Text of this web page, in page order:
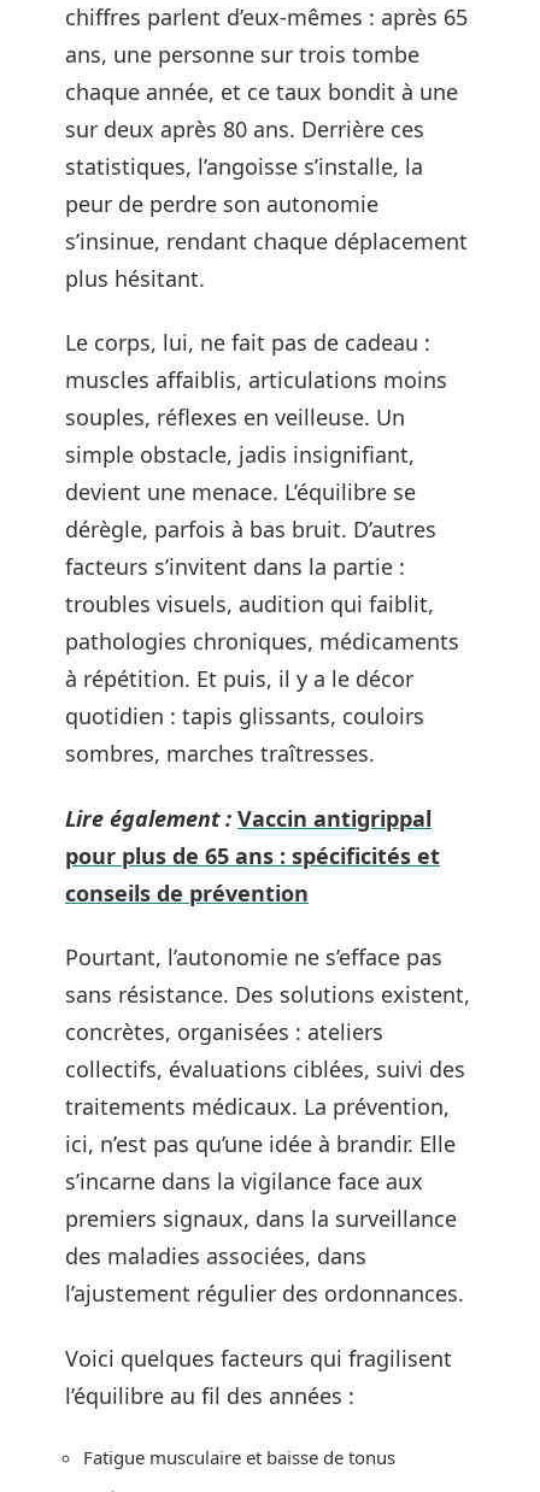
chiffres parlent d’eux-mêmes : après 65
ans, une personne sur trois tombe
chaque année, et ce taux bondit à une
sur deux après 80 ans. Derrière ces
statistiques, l’angoisse s’installe, la
peur de perdre son autonomie
s’insinue, rendant chaque déplacement
plus hésitant.
Le corps, lui, ne fait pas de cadeau :
muscles affaiblis, articulations moins
souples, réflexes en veilleuse. Un
simple obstacle, jadis insignifiant,
devient une menace. L’équilibre se
dérègle, parfois à bas bruit. D’autres
facteurs s’invitent dans la partie :
troubles visuels, audition qui faiblit,
pathologies chroniques, médicaments
à répétition. Et puis, il y a le décor
quotidien : tapis glissants, couloirs
sombres, marches traîtresses.
Lire également : Vaccin antigrippal
pour plus de 65 ans : spécificités et
conseils de prévention
Pourtant, l’autonomie ne s’efface pas
sans résistance. Des solutions existent,
concrètes, organisées : ateliers
collectifs, évaluations ciblées, suivi des
traitements médicaux. La prévention,
ici, n’est pas qu’une idée à brandir. Elle
s’incarne dans la vigilance face aux
premiers signaux, dans la surveillance
des maladies associées, dans
l’ajustement régulier des ordonnances.
Voici quelques facteurs qui fragilisent
l’équilibre au fil des années :
Fatigue musculaire et baisse de tonus